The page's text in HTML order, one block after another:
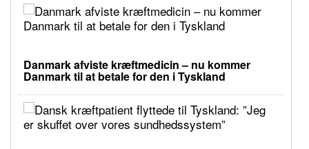
Danmark afviste kræftmedicin – nu kommer
Danmark til at betale for den i Tyskland